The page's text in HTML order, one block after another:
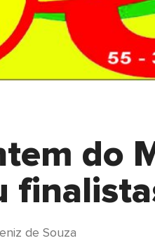
do
de Souza